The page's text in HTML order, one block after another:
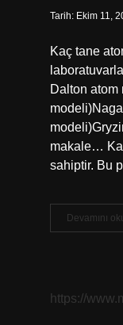
Tarih: Ekim 11,
Kaç tane
Dalton
makale…
sahiptir. Bu
Devamını
https://